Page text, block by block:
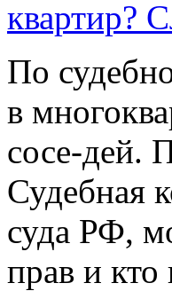
По
в
сосе-дей.
Судебная
суда РФ,
прав и кто